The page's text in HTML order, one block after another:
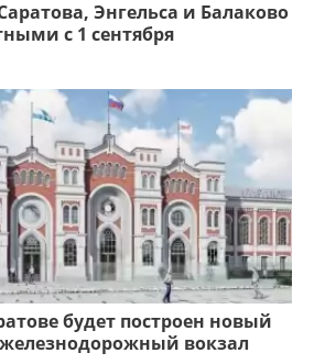
Энгельса и Балаково
с 1 сентября
будет построен новый
вокзал